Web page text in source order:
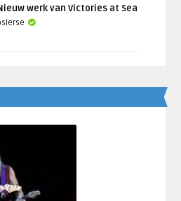
werk van Victories at Sea